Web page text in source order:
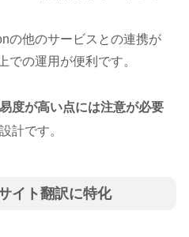
の他のサービスとの連携が
での運用が便利です。
度が高い点には注意が必要
計です。
イト翻訳に特化